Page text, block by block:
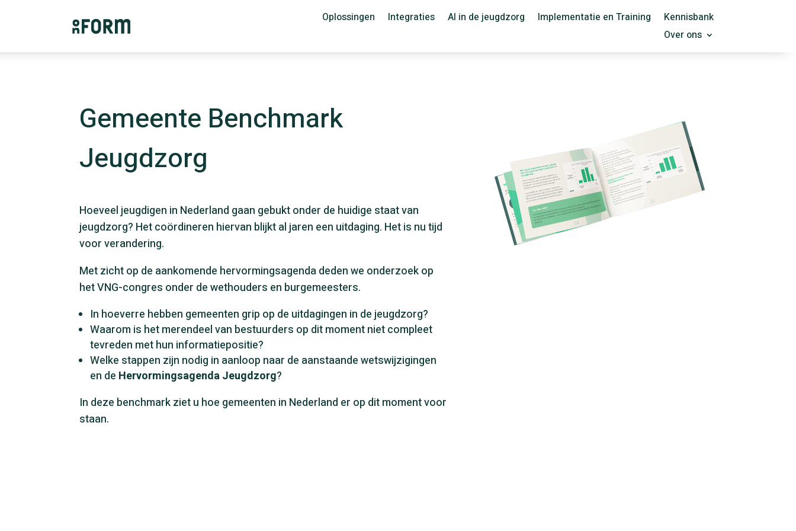
Oplossingen Integraties AI in de jeugdzorg Implementatie en Training
Kennisbank
Over ons
Gemeente Benchmark
Jeugdzorg
Hoeveel jeugdigen in Nederland gaan gebukt onder de huidige staat van
jeugdzorg? Het coördineren hiervan blijkt al jaren een uitdaging. Het is nu tijd
voor verandering.
Met zicht op de aankomende hervormingsagenda deden we onderzoek op
het VNG-congres onder de wethouders en burgemeesters.
In hoeverre hebben gemeenten grip op de uitdagingen in de jeugdzorg?
Waarom is het merendeel van bestuurders op dit moment niet compleet
tevreden met hun informatiepositie?
Welke stappen zijn nodig in aanloop naar de aanstaande wetswijzigingen
en de Hervormingsagenda Jeugdzorg?
In deze benchmark ziet u hoe gemeenten in Nederland er op dit moment voor
staan.